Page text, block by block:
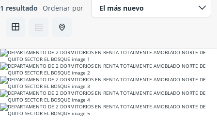
1 resultado Ordenar por